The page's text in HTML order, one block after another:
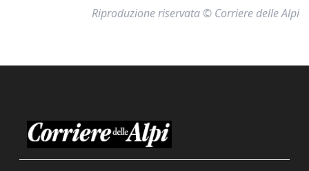
Riproduzione riservata © Corriere delle Alpi